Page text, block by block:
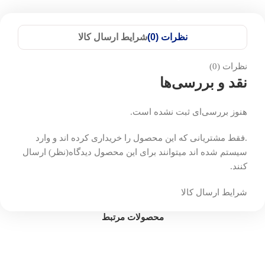
نظرات (0) شرایط ارسال کالا
نظرات (0)
نقد و بررسی‌ها
هنوز بررسی‌ای ثبت نشده است.
.فقط مشتریانی که این محصول را خریداری کرده اند و وارد
سیستم شده اند میتوانند برای این محصول دیدگاه(نظر) ارسال
کنند.
شرایط ارسال کالا
محصولات مرتبط